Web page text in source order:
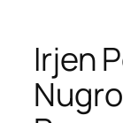
Irjen